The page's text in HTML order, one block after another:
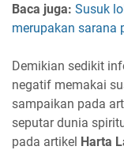
Baca juga: Susuk
merupakan sarana
Demikian sedikit
negatif memakai
sampaikan pada
seputar dunia
pada artikel Harta